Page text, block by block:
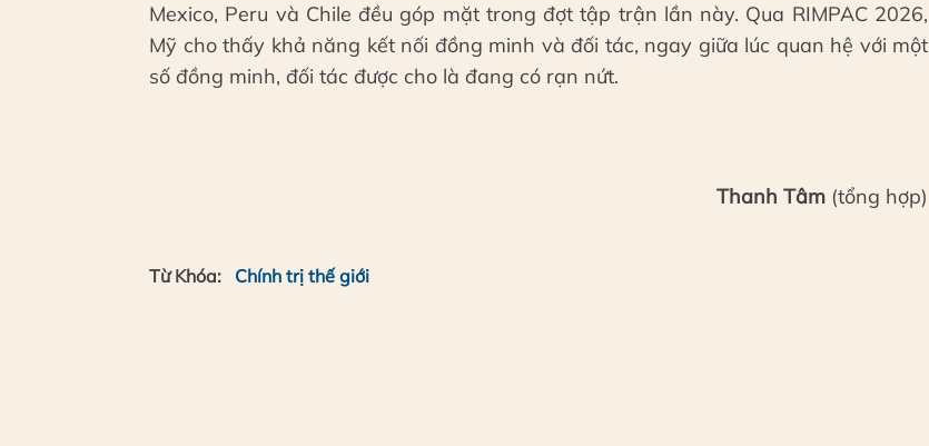
Mexico, Peru và Chile đều góp mặt trong đợt tập trận lần này. Qua RIMPAC 2026,
Mỹ cho thấy khả năng kết nối đồng minh và đối tác, ngay giữa lúc quan hệ với một
số đồng minh, đối tác được cho là đang có rạn nứt.
Thanh Tâm (tổng hợp)
Từ Khóa: Chính trị thế giới